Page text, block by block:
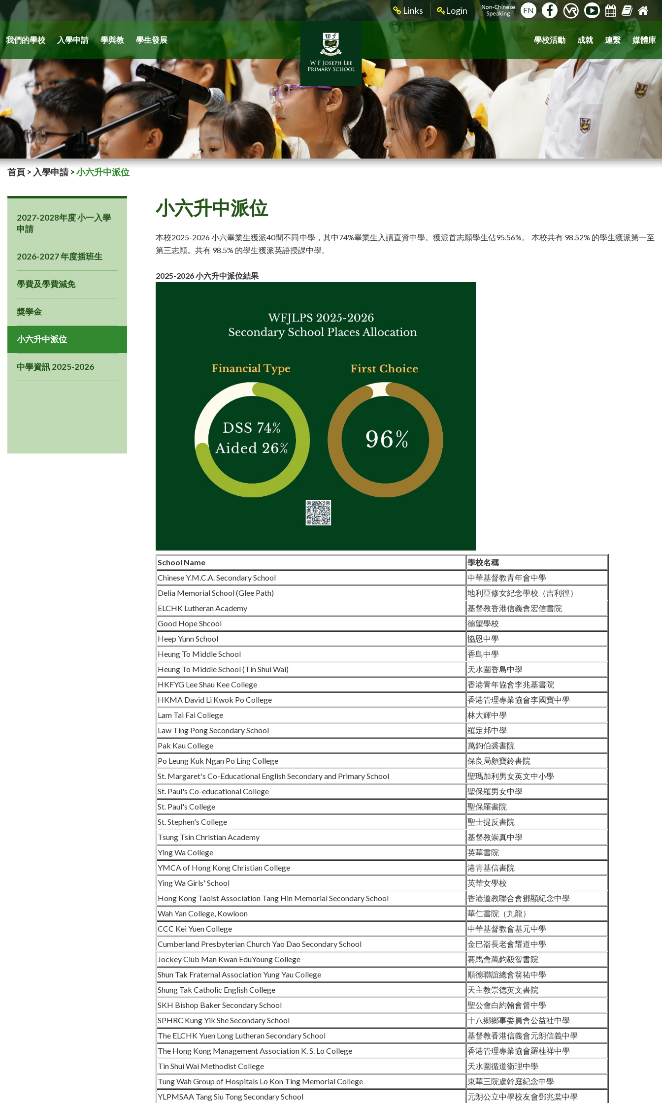
Links Login EN
我們的學校 入學申請 學與教 學生發展 學校活動 成就 連繫 媒體庫
首頁 > 入學申請>小六升中派位
2027-2028年度 小一入學
申請
2026-2027 年度插班生
學費及學費減免
獎學金
小六升中派位
中學資訊 2025-2026
小六升中派位
本校2025-2026 小六畢業生獲派40間不同中學，其中74%畢業生入讀直資中學。獲派首志願學生佔95.56%。 本校共有 98.52% 的學生獲派第一至
第三志願。共有 98.5% 的學生獲派英語授課中學。
2025-2026 小六升中派位結果
School Name
學校名稱
Chinese Y.M.C.A. Secondary School
中華基督教青年會中學
Delia Memorial School (Glee Path)
地利亞修女紀念學校（吉利徑）
ELCHK Lutheran Academy
基督教香港信義會宏信書院
Good Hope Shcool
德望學校
Heep Yunn School
協恩中學
Heung To Middle School
香島中學
Heung To Middle School (Tin Shui Wai)
天水圍香島中學
HKFYG Lee Shau Kee College
香港青年協會李兆基書院
HKMA David Li Kwok Po College
香港管理專業協會李國寶中學
Lam Tai Fai College
林大輝中學
Law Ting Pong Secondary School
羅定邦中學
Pak Kau College
萬鈞伯裘書院
Po Leung Kuk Ngan Po Ling College
保良局顏寶鈴書院
St. Margaret's Co-Educational English Secondary and Primary School
聖瑪加利男女英文中小學
St. Paul's Co-educational College
聖保羅男女中學
St. Paul's College
聖保羅書院
St. Stephen's College
聖士提反書院
Tsung Tsin Christian Academy
基督教崇真中學
Ying Wa College
英華書院
YMCA of Hong Kong Christian College
港青基信書院
Ying Wa Girls' School
英華女學校
Hong Kong Taoist Association Tang Hin Memorial Secondary School
香港道教聯合會鄧顯紀念中學
Wah Yan College, Kowloon
華仁書院（九龍）
CCC Kei Yuen College
中華基督教會基元中學
Cumberland Presbyterian Church Yao Dao Secondary School
金巴崙長老會耀道中學
Jockey Club Man Kwan EduYoung College
賽馬會萬鈞毅智書院
Shun Tak Fraternal Association Yung Yau College
順德聯誼總會翁祐中學
Shung Tak Catholic English College
天主教崇德英文書院
SKH Bishop Baker Secondary School
聖公會白約翰會督中學
SPHRC Kung Yik She Secondary School
十八鄉鄉事委員會公益社中學
The ELCHK Yuen Long Lutheran Secondary School
基督教香港信義會元朗信義中學
The Hong Kong Management Association K. S. Lo College
香港管理專業協會羅桂祥中學
Tin Shui Wai Methodist College
天水圍循道衞理中學
Tung Wah Group of Hospitals Lo Kon Ting Memorial College
東華三院盧幹庭紀念中學
YLPMSAA Tang Siu Tong Secondary School
元朗公立中學校友會鄧兆棠中學